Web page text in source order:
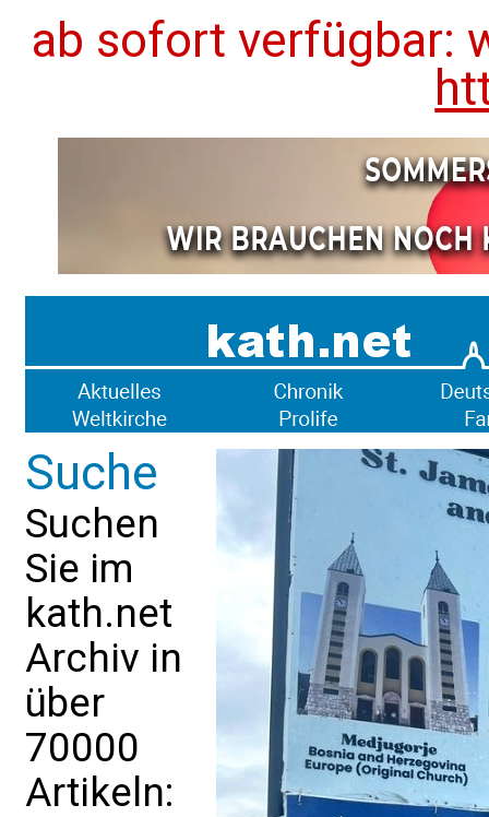
ab sofort verfügbar:
Suche
Suchen
Sie im
kath.net
Archiv in
über
70000
Artikeln: